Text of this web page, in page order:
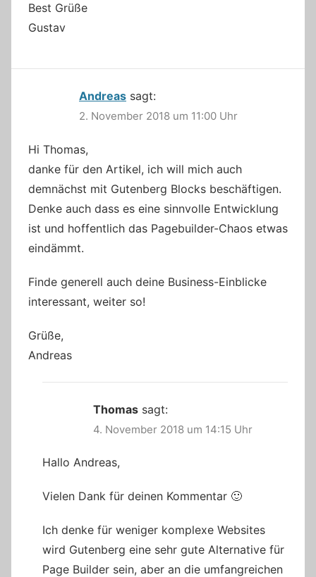
Best Grüße
Gustav
Andreas sagt:
2. November 2018 um 11:00 Uhr
Hi Thomas,
danke für den Artikel, ich will mich auch
demnächst mit Gutenberg Blocks beschäftigen.
Denke auch dass es eine sinnvolle Entwicklung
ist und hoffentlich das Pagebuilder-Chaos etwas
eindämmt.
Finde generell auch deine Business-Einblicke
interessant, weiter so!
Grüße,
Andreas
Thomas sagt:
4. November 2018 um 14:15 Uhr
Hallo Andreas,
Vielen Dank für deinen Kommentar 🙂
Ich denke für weniger komplexe Websites
wird Gutenberg eine sehr gute Alternative für
Page Builder sein, aber an die umfangreichen